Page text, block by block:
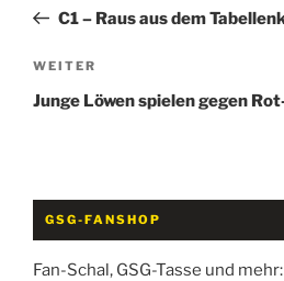
BeitragC1 – Raus aus dem
Nächster
Beitrag
WEITER
Junge Löwen spielen gegen
GSG-FANSHOP
Fan-Schal, GSG-Tasse und mehr: